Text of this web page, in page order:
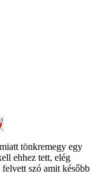
tönkremegy egy
ehhez tett, elég
szó amit később